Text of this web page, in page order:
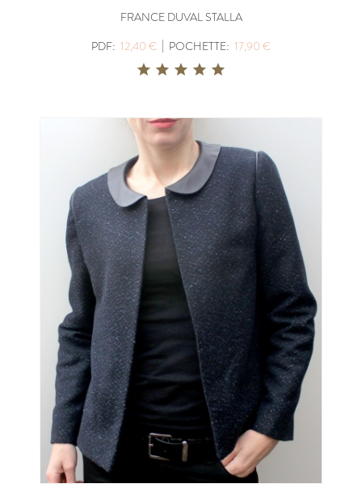
FRANCE DUVAL STALLA
PDF: 12,40 € | POCHETTE: 17,90 €